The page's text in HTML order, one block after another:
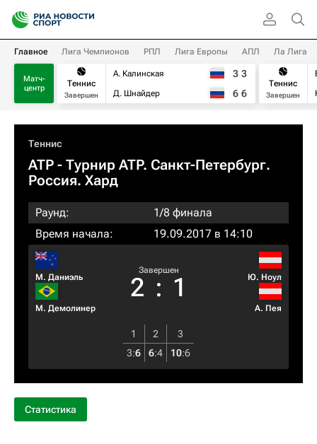
Главное Лига Чемпионов РПЛ Лига Европы АПЛ Ла Лига
Матч-
центр
Теннис
Завершен
А. Калинская
Д. Шнайдер
3 3
6 6
Теннис
Завершен
Теннис
ATP - Турнир ATP. Санкт-Петербург.
Россия. Хард
Раунд:
1/8 финала
Время начала:
19.09.2017 в 14:10
М. Даниэль
М. Демолинер
Завершен
2 : 1 Ю. Ноул
А. Пея
1 2
3
3:6 6:4 10:6
Статистика